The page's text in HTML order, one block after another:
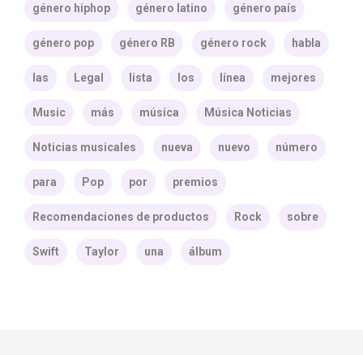
género hiphop género latino género país
género pop género RB género rock habla
las Legal lista los línea mejores
Music más música Música Noticias
Noticias musicales nueva nuevo número
para Pop por premios
Recomendaciones de productos Rock sobre
Swift Taylor una álbum